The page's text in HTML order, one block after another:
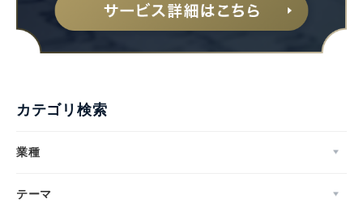
カテゴリ検索
業種
テーマ